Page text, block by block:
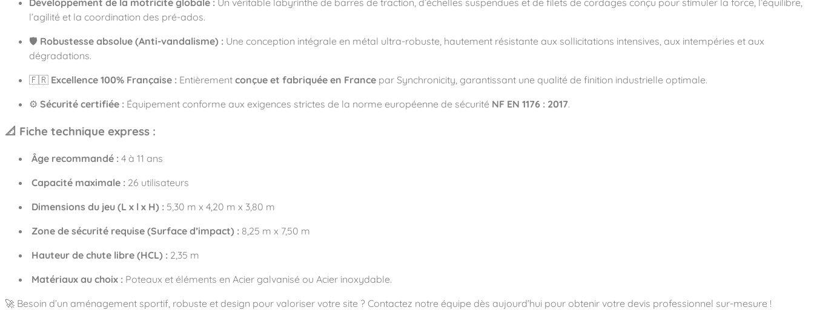
Nos matériaux
Nos fonctions ludiques & sportives
Nos sols amortissants
Les questions fréquentes
Catalogues
Développement de la motricité globale : Un véritable labyrinthe de barres de traction, d’échelles suspendues et de filets de cordages conçu pour stimuler la force, l’équilibre,
l’agilité et la coordination des pré-ados.
🛡️ Robustesse absolue (Anti-vandalisme) : Une conception intégrale en métal ultra-robuste, hautement résistante aux sollicitations intensives, aux intempéries et aux
dégradations.
🇫🇷 Excellence 100% Française : Entièrement conçue et fabriquée en France par Synchronicity, garantissant une qualité de finition industrielle optimale.
⚙️ Sécurité certifiée : Équipement conforme aux exigences strictes de la norme européenne de sécurité NF EN 1176 : 2017.
📐 Fiche technique express :
Âge recommandé : 4 à 11 ans
Capacité maximale : 26 utilisateurs
Dimensions du jeu (L x l x H) : 5,30 m x 4,20 m x 3,80 m
Zone de sécurité requise (Surface d’impact) : 8,25 m x 7,50 m
Hauteur de chute libre (HCL) : 2,35 m
Matériaux au choix : Poteaux et éléments en Acier galvanisé ou Acier inoxydable.
🚀 Besoin d’un aménagement sportif, robuste et design pour valoriser votre site ? Contactez notre équipe dès aujourd’hui pour obtenir votre devis professionnel sur-mesure !